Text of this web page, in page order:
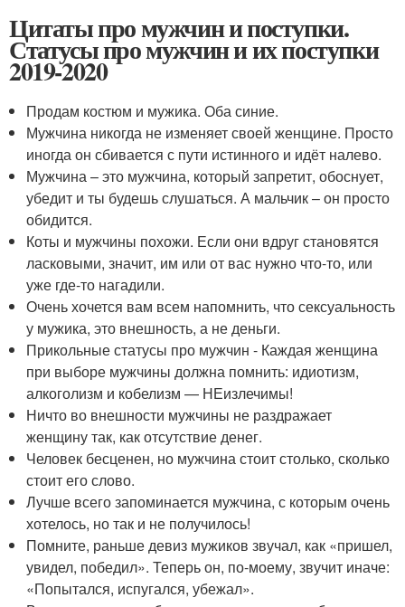
Цитаты про мужчин и поступки.
Статусы про мужчин и их поступки
2019-2020
Продам костюм и мужика. Оба синие.
Мужчина никогда не изменяет своей женщине. Просто
иногда он сбивается с пути истинного и идёт налево.
Мужчина – это мужчина, который запретит, обоснует,
убедит и ты будешь слушаться. А мальчик – он просто
обидится.
Коты и мужчины похожи. Если они вдруг становятся
ласковыми, значит, им или от вас нужно что-то, или
уже где-то нагадили.
Очень хочется вам всем напомнить, что сексуальность
у мужика, это внешность, а не деньги.
Прикольные статусы про мужчин - Каждая женщина
при выборе мужчины должна помнить: идиотизм,
алкоголизм и кобелизм — НЕизлечимы!
Ничто во внешности мужчины не раздражает
женщину так, как отсутствие денег.
Человек бесценен, но мужчина стоит столько, сколько
стоит его слово.
Лучше всего запоминается мужчина, с которым очень
хотелось, но так и не получилось!
Помните, раньше девиз мужиков звучал, как «пришел,
увидел, победил». Теперь он, по-моему, звучит иначе:
«Попытался, испугался, убежал».